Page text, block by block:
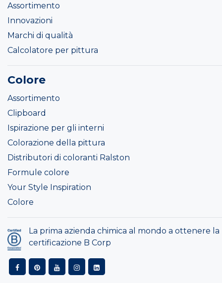
Assortimento
Innovazioni
Marchi di qualità
Calcolatore per pittura
Colore
Assortimento
Clipboard
Ispirazione per gli interni
Colorazione della pittura
Distributori di coloranti Ralston
Formule colore
Your Style Inspiration
Colore
La prima azienda chimica al mondo a ottenere la
certificazione B Corp